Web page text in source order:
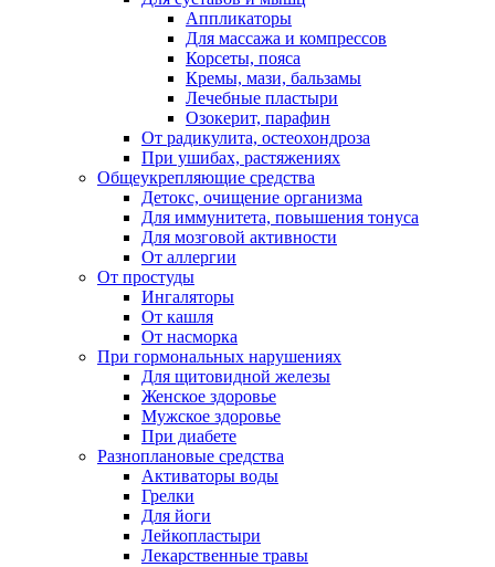
Аппликаторы
Для массажа и компрессов
Корсеты, пояса
Кремы, мази, бальзамы
Лечебные пластыри
Озокерит, парафин
От радикулита, остеохондроза
При ушибах, растяжениях
Общеукрепляющие средства
Детокс, очищение организма
Для иммунитета, повышения тонуса
Для мозговой активности
От аллергии
От простуды
Ингаляторы
От кашля
От насморка
При гормональных нарушениях
Для щитовидной железы
Женское здоровье
Мужское здоровье
При диабете
Разноплановые средства
Активаторы воды
Грелки
Для йоги
Лейкопластыри
Лекарственные травы